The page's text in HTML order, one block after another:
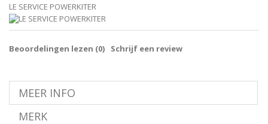
LE SERVICE POWERKITER
Beoordelingen lezen (0) Schrijf een review
MEER INFO
MERK